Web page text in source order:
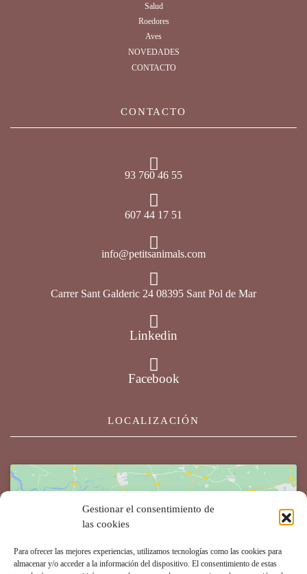
Gestionar el consentimiento de
las cookies
Para ofrecer las mejores experiencias, utilizamos tecnologías como las cookies para
almacenar y/o acceder a la información del dispositivo. El consentimiento de estas
Salud
Roedores
Aves
NOVEDADES
CONTACTO
CONTACTO
93 760 46 55
607 44 17 51
info@petitsanimals.com
Carrer Sant Galderic 24 08395 Sant Pol de Mar
Linkedin
Facebook
LOCALIZACIÓN
Haz clic para aceptar cookies de marketing y